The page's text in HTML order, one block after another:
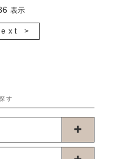
表示
>
す